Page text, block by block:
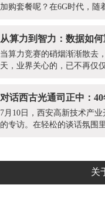
加购套餐呢？在6G时代，随
从算力到智力：数据如
当算力竞赛的硝烟渐渐散去
天，业界关心的，已不再仅
对话西古光通司正中：
7月10日，西安高新技术产
的专访。在轻松的谈话氛围
关